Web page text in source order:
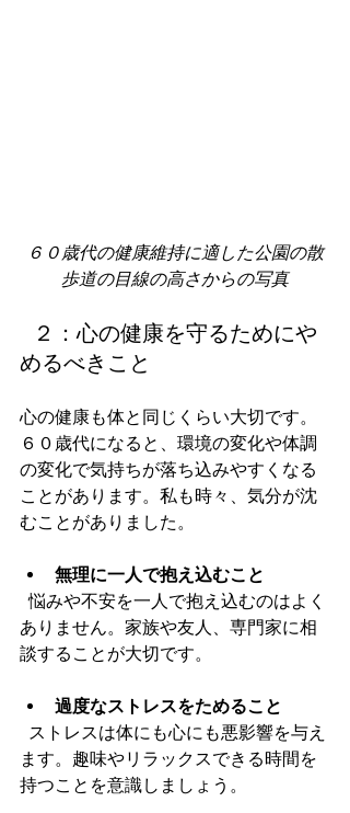
６０歳代の健康維持に適した公園の散
歩道の目線の高さからの写真
めるべきこと
心の健康も体と同じくらい大切です。
６０歳代になると、環境の変化や体調
の変化で気持ちが落ち込みやすくなる
ことがあります。私も時々、気分が沈
むことがありました。
無理に一人で抱え込むこと
  悩みや不安を一人で抱え込むのはよく
ありません。家族や友人、専門家に相
談することが大切です。
過度なストレスをためること
ます。趣味やリラックスできる時間を
持つことを意識しましょう。